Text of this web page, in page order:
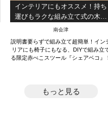
インテリアにもオススメ！持ち
運びもラクな組み立て式の木製
赤べこスツール『シェアベコ』
南会津
説明書要らずで組み立て超簡単！イン
リアにも椅子にもなる、DIYで組み立
る限定赤べこスツール『シェアベコ』！
もっと見る